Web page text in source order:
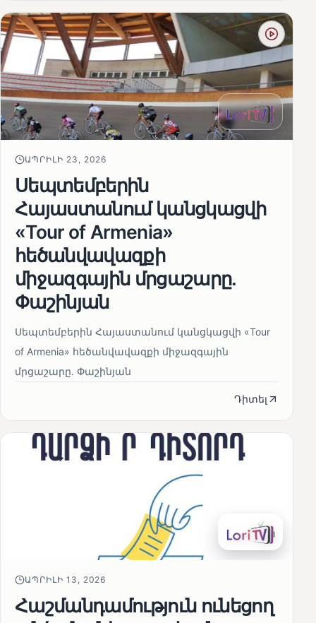
ԱՊՐԻԼԻ 23, 2026
Սեպտեմբերին
Հայաստանում կանցկացվի
«Tour of Armenia»
հեծանվավազքի
միջազգային մրցաշարը.
Փաշինյան
Սեպտեմբերին Հայաստանում կանցկացվի «Tour
of Armenia» հեծանվավազքի միջազգային
մրցաշարը. Փաշինյան
Դիտել
ԱՊՐԻԼԻ 13, 2026
Հաշմանդամություն ունեցող